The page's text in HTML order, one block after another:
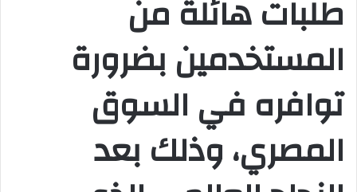
طلبات هائلة من
المستخدمين بضرورة
توافره في السوق
المصري، وذلك بعد